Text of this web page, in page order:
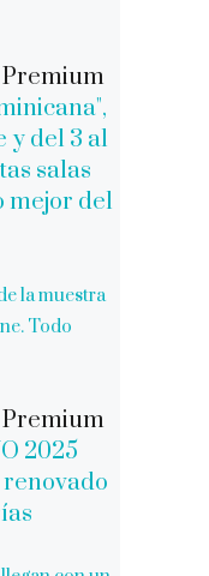
la muestra
Todo